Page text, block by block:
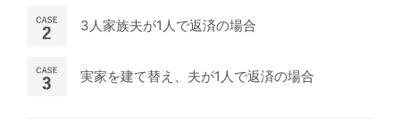
3人家族夫が1人で返済の場合
実家を建て替え、 夫が1人で返済の場合